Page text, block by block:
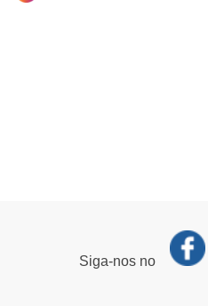
Siga-nos no